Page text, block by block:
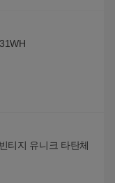
티지 유니크 타탄체